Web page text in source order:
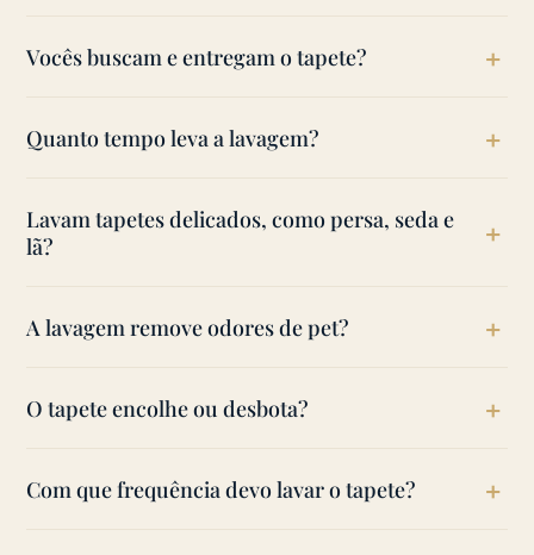
orçamento é gratuito.
Vocês buscam e entregam o tapete?
com cuidado no transporte.
Quanto tempo leva a lavagem?
Lavam tapetes delicados, como persa, seda e
lã?
preservar cor e textura.
A lavagem remove odores de pet?
neutralizam o odor em vez de mascará-lo.
O tapete encolhe ou desbota?
fibra justamente para evitar isso.
Com que frequência devo lavar o tapete?